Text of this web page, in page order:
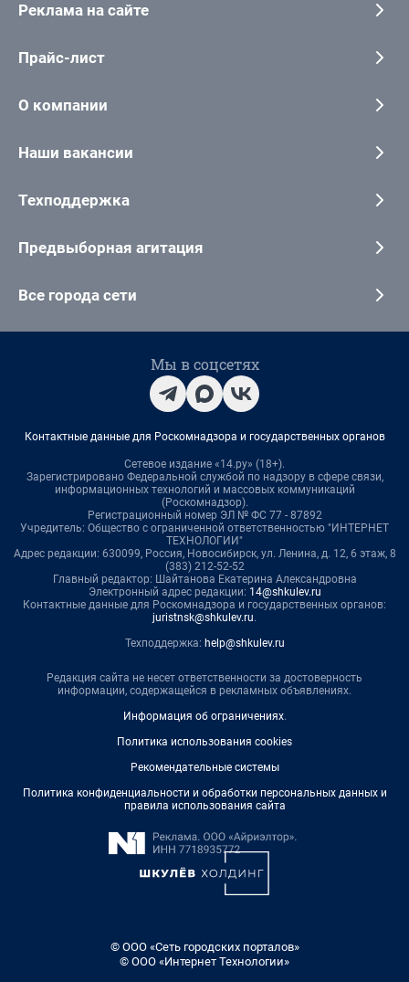
Реклама на сайте
Прайс-лист
О компании
Наши вакансии
Техподдержка
Предвыборная агитация
Все города сети
Мы в соцсетях
Контактные данные для Роскомнадзора и государственных органов
Сетевое издание «14.ру» (18+).
Зарегистрировано Федеральной службой по надзору в сфере связи,
информационных технологий и массовых коммуникаций
(Роскомнадзор).
Регистрационный номер ЭЛ № ФС 77 - 87892
Учредитель: Общество с ограниченной ответственностью "ИНТЕРНЕТ
ТЕХНОЛОГИИ"
Адрес редакции: 630099, Россия, Новосибирск, ул. Ленина, д. 12, 6 этаж, 8
(383) 212-52-52
Главный редактор: Шайтанова Екатерина Александровна
Электронный адрес редакции: 14@shkulev.ru
Контактные данные для Роскомнадзора и государственных органов:
juristnsk@shkulev.ru.
Техподдержка: help@shkulev.ru
Редакция сайта не несет ответственности за достоверность
информации, содержащейся в рекламных объявлениях.
Информация об ограничениях.
Политика использования cookies
Рекомендательные системы
Политика конфиденциальности и обработки персональных данных и
правила использования сайта
© ООО «Сеть городских порталов»
© ООО «Интернет Технологии»